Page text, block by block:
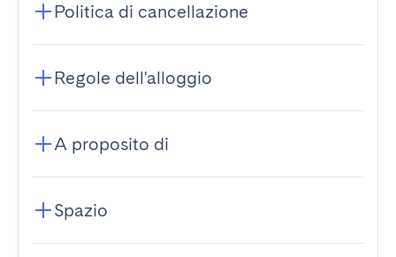
Politica di cancellazione
Regole dell'alloggio
A proposito di
Spazio